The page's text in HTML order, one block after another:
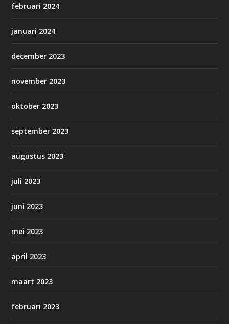
februari 2024
januari 2024
december 2023
november 2023
oktober 2023
september 2023
augustus 2023
juli 2023
juni 2023
mei 2023
april 2023
maart 2023
februari 2023